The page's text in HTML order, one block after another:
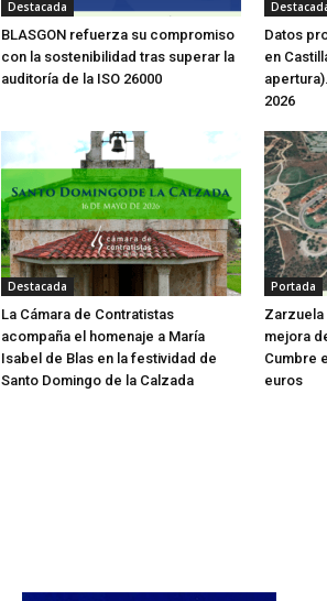
Destacada
BLASGON refuerza su compromiso
con la sostenibilidad tras superar la
auditoría de la ISO 26000
Datos
en
2026
Destacada
La Cámara de Contratistas
acompaña el homenaje a María
Isabel de Blas en la festividad de
Santo Domingo de la Calzada
Portada
Zarzuela
mejora
Cumbre
euros